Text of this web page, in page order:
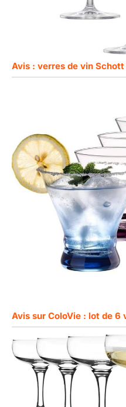
Avis : verres de vin
Avis sur ColoVie : lot de